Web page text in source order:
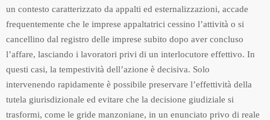
un contesto caratterizzato da appalti ed esternalizzazioni, accade
frequentemente che le imprese appaltatrici cessino l’attività o si
cancellino dal registro delle imprese subito dopo aver concluso
l’affare, lasciando i lavoratori privi di un interlocutore effettivo. In
questi casi, la tempestività dell’azione è decisiva. Solo
intervenendo rapidamente è possibile preservare l’effettività della
tutela giurisdizionale ed evitare che la decisione giudiziale si
trasformi, come le gride manzoniane, in un enunciato privo di reale